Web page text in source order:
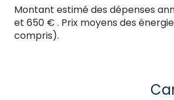
Montant estimé des dépenses
et 650 € . Prix moyens des
compris).